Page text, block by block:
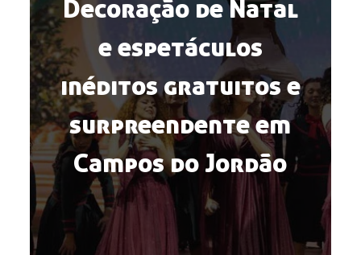
Decoração de Natal
e espetáculos
inéditos gratuitos e
surpreendente em
Campos do Jordão